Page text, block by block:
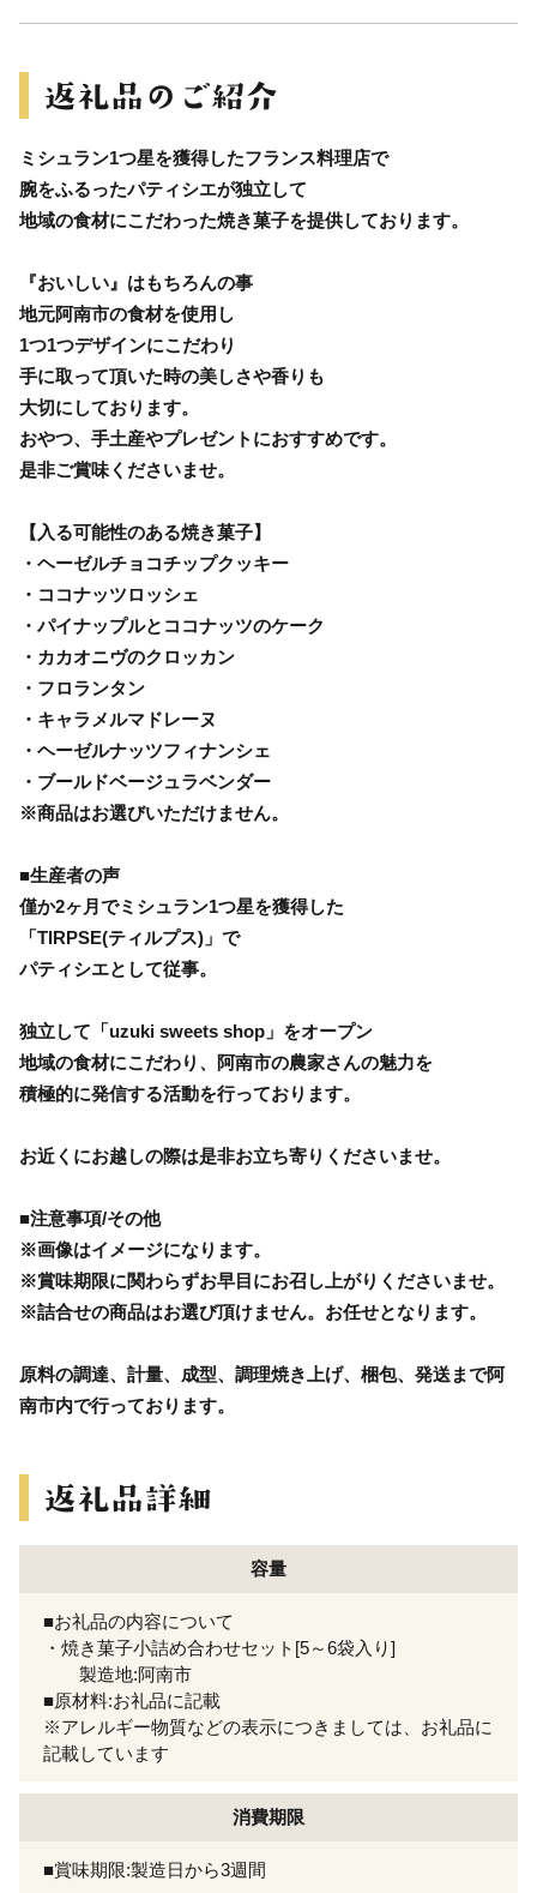
ミシュラン1つ星を獲得したフランス料理店で
腕をふるったパティシエが独立して
地域の食材にこだわった焼き菓子を提供しております。
『おいしい』はもちろんの事
地元阿南市の食材を使用し
1つ1つデザインにこだわり
手に取って頂いた時の美しさや香りも
大切にしております。
おやつ、手土産やプレゼントにおすすめです。
是非ご賞味くださいませ。
【入る可能性のある焼き菓子】
・ヘーゼルチョコチップクッキー
・ココナッツロッシェ
・パイナップルとココナッツのケーク
・カカオニヴのクロッカン
・フロランタン
・キャラメルマドレーヌ
・ヘーゼルナッツフィナンシェ
・ブールドベージュラベンダー
※商品はお選びいただけません。
■生産者の声
僅か2ヶ月でミシュラン1つ星を獲得した
「TIRPSE(ティルプス)」で
パティシエとして従事。
独立して「uzuki sweets shop」をオープン
地域の食材にこだわり、阿南市の農家さんの魅力を
積極的に発信する活動を行っております。
お近くにお越しの際は是非お立ち寄りくださいませ。
■注意事項/その他
※画像はイメージになります。
※賞味期限に関わらずお早目にお召し上がりくださいませ。
※詰合せの商品はお選び頂けません。お任せとなります。
原料の調達、計量、成型、調理焼き上げ、梱包、発送まで阿
南市内で行っております。
容量
■お礼品の内容について
・焼き菓子小詰め合わせセット[5～6袋入り]
製造地:阿南市
■原材料:お礼品に記載
※アレルギー物質などの表示につきましては、お礼品に
記載しています
消費期限
■賞味期限:製造日から3週間